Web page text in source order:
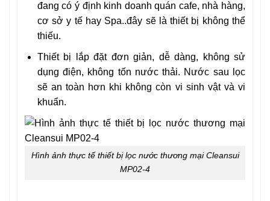
đang có ý định kinh doanh quán cafe, nhà hàng,
cơ sở y tế hay Spa..đây sẽ là thiết bị không thể
thiếu.
Thiết bị lắp đặt đơn giản, dễ dàng, không sử
dụng điện, không tốn nước thải. Nước sau lọc
sẽ an toàn hơn khi không còn vi sinh vật và vi
khuẩn.
Hình ảnh thực tế thiết bị lọc nước thương mại Cleansui
MP02-4